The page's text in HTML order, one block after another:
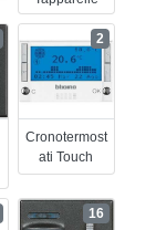
Cronotermost
Ati Touch
2
16